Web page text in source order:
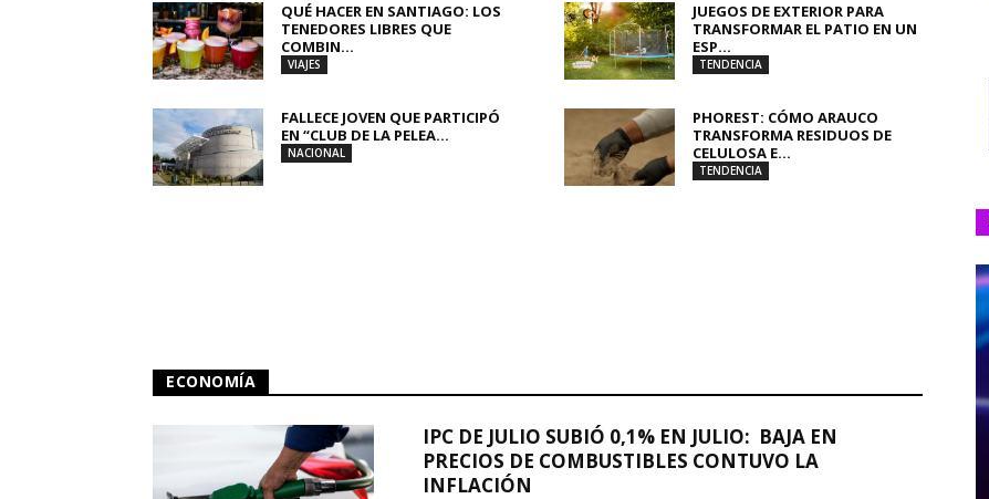
QUÉ HACER EN SANTIAGO: LOS
TENEDORES LIBRES QUE
COMBIN...
VIAJES
JUEGOS DE EXTERIOR PARA
TRANSFORMAR EL PATIO EN UN
ESP...
TENDENCIA
FALLECE JOVEN QUE PARTICIPÓ
EN “CLUB DE LA PELEA...
NACIONAL
PHOREST: CÓMO ARAUCO
TRANSFORMA RESIDUOS DE
CELULOSA E...
TENDENCIA
ECONOMÍA
IPC DE JULIO SUBIÓ 0,1% EN JULIO: BAJA EN
PRECIOS DE COMBUSTIBLES CONTUVO LA
INFLACIÓN